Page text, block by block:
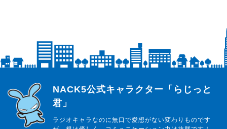
らじっと君
NACK5公式キャラクター「らじっと
君」
ラジオキャラなのに無口で愛想がない変わりものです